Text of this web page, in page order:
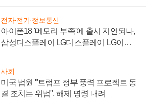
전자·전기·정보통신
아이폰18 '메모리 부족'에 출시 지연되나,
삼성디스플레이 LG디스플레이 LG이노
사회
미국 법원 "트럼프 정부 풍력 프로젝트 동
결 조치는 위법", 해제 명령 내려